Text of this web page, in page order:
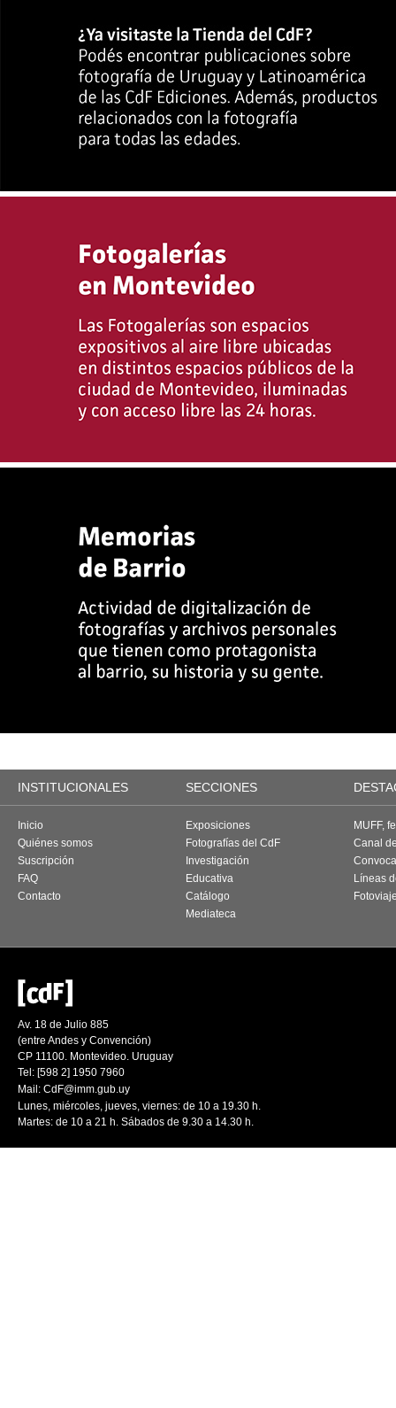
INSTITUCIONALES SECCIONES
Inicio
Quiénes somos
Suscripción
FAQ
Contacto
Exposiciones
Fotografías del CdF
Investigación
Educativa
Catálogo
Mediateca
MUFF,
Canal
Líneas
Av. 18 de Julio 885
(entre Andes y Convención)
CP 11100. Montevideo. Uruguay
Tel: [598 2] 1950 7960
Mail: CdF@imm.gub.uy
Lunes, miércoles, jueves, viernes: de 10 a 19.30 h.
Martes: de 10 a 21 h. Sábados de 9.30 a 14.30 h.